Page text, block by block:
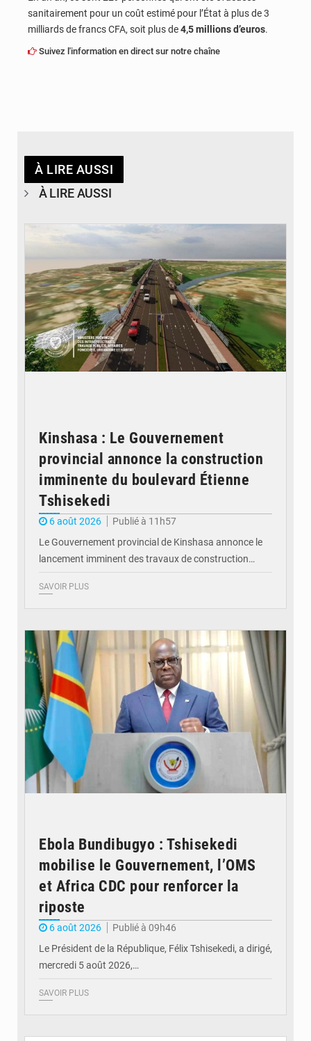
sanitairement pour un coût estimé pour l’État à plus de 3
milliards de francs CFA, soit plus de4,5 millions d’euros.
Suivez l'information en direct sur notre chaîne
À LIRE AUSSI
À LIRE AUSSI
Kinshasa : Le Gouvernement
provincial annonce la construction
imminente du boulevard Étienne
Tshisekedi
6 août 2026
Publié à 11h57
Le Gouvernement provincial de Kinshasa annonce le
lancement imminent des travaux de construction…
SAVOIR PLUS
Ebola Bundibugyo : Tshisekedi
mobilise le Gouvernement, l’OMS
et Africa CDC pour renforcer la
riposte
6 août 2026
Publié à 09h46
Le Président de la République, Félix Tshisekedi, a dirigé,
mercredi 5 août 2026,…
SAVOIR PLUS